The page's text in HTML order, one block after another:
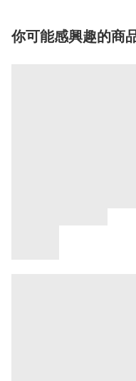
你可能感興趣的商